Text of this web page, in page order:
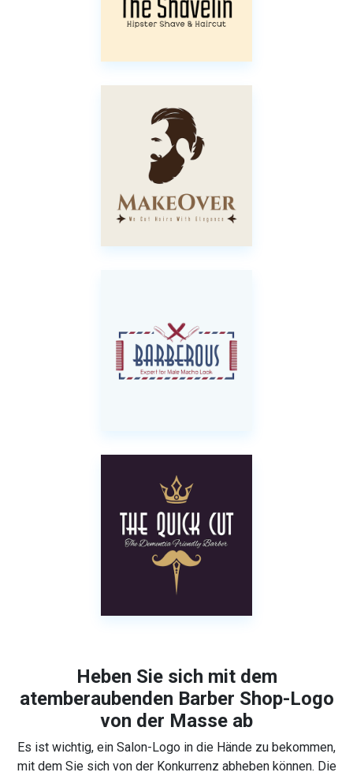
Heben Sie sich mit dem
atemberaubenden Barber Shop-Logo
von der Masse ab
Es ist wichtig, ein Salon-Logo in die Hände zu bekommen,
mit dem Sie sich von der Konkurrenz abheben können. Die